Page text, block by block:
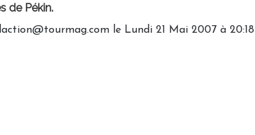
de Pékin.
le Lundi 21 Mai 2007 à 20:18